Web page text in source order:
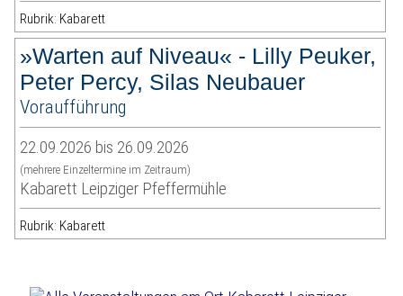
Rubrik: Kabarett
»Warten auf Niveau« - Lilly Peuker,
Peter Percy, Silas Neubauer
Voraufführung
22.09.2026 bis 26.09.2026
(mehrere Einzeltermine im Zeitraum)
Kabarett Leipziger Pfeffermühle
Rubrik: Kabarett